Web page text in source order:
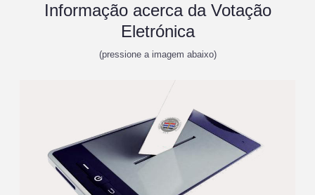
Informação acerca da Votação
Eletrónica
(pressione a imagem abaixo)